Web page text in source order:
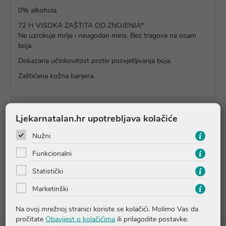
0% alkohola
72 H VISOKA ZAŠTITA OD ZNOJENJA*
Ne uzrokuje mrlje i neugodan miris. Bez tragova na osam
boja.
Dokazana učinkovitost protiv posvjetljivanja boja.
Zaštićena kožna barijera.
Upute o proizvodu
Pitanja i odgovori
Ljekarnatalan.hr upotrebljava kolačiće
Nužni
Funkcionalni
Statistički
Marketinški
Na ovoj mrežnoj stranici koriste se kolačići. Molimo Vas da
pročitate Obavijest o kolačićima ili prilagodite postavke.